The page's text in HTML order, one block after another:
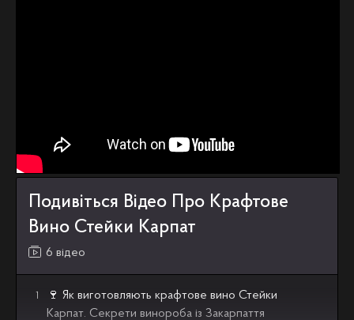
Подивіться Відео Про Крафтове
Вино Стейки Карпат
6 відео
🍷 Як виготовляють крафтове вино Стейки
Карпат. Секрети винороба із Закарпаття